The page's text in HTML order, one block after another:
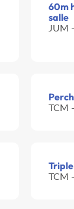
60m
salle
JUM -
TCM -
TCM -